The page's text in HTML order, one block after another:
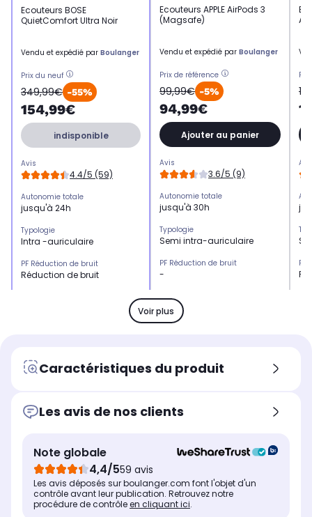
Ecouteurs BOSE
QuietComfort Ultra Noir
Vendu et expédié par Boulanger
Prix du neuf
349,99€ -55%
154,99€
indisponible
Avis
4.4/5 (59)
Autonomie totale
jusqu'à 24h
Typologie
Intra -auriculaire
PF Réduction de bruit
Réduction de bruit
PF contrôle
Contrôlez les appels et la
Confort d'écoute
intra-auriculaire
jusqu'à 24h
Autonomie des écouteurs
jusqu'à 6h
Temps de charge des écouteurs
Ecouteurs APPLE AirPods 3
(Magsafe)
Vendu et expédié par Boulanger
Prix de référence
99,99€ -5%
94,99€
Ajouter au panier
Avis
3.6/5 (9)
Autonomie totale
jusqu'à 30h
Typologie
Semi intra-auriculaire
PF Réduction de bruit
-
Kit mains libres
Oui
PF contrôle
Contrôlez les appels et la
Confort d'écoute
jusqu'à 30h
Autonomie des écouteurs
jusqu'à 6h
Temps de charge des écouteurs
PF
Voir plus
Caractéristiques du produit
Les avis de nos clients
Note globale
4,4/559 avis
Les avis déposés sur boulanger.com font l'objet d'un
contrôle avant leur publication. Retrouvez notre
procédure de contrôleen cliquant ici.